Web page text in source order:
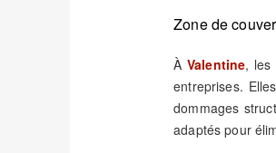
Zone de
À Valentine, les
entreprises.
dommages
adaptés pour